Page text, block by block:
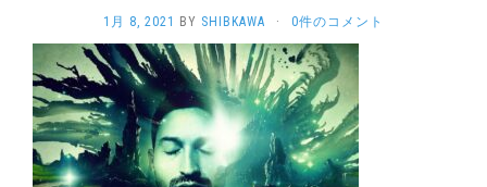
1月 8, 2021 BY SHIBKAWA · 0件のコメント